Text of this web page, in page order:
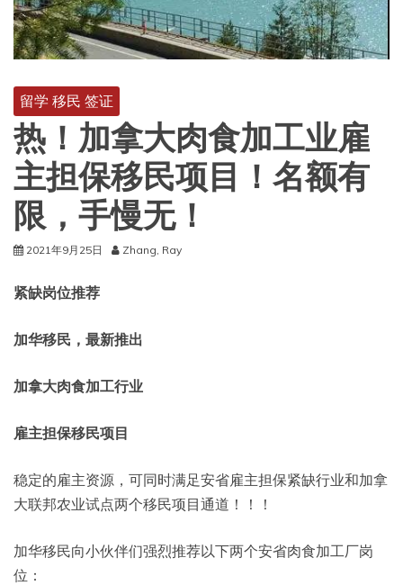
留学 移民 签证
热！加拿大肉食加工业雇
主担保移民项目！名额有
限，手慢无！
2021年9月25日 Zhang, Ray
紧缺岗位推荐
加华移民，最新推出
加拿大肉食加工行业
雇主担保移民项目
稳定的雇主资源，可同时满足安省雇主担保紧缺行业和加拿
大联邦农业试点两个移民项目通道！！！
加华移民向小伙伴们强烈推荐以下两个安省肉食加工厂岗
位：